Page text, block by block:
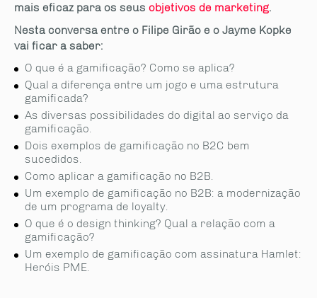
mais eficaz para os seus objetivos de marketing.
Nesta conversa entre o Filipe Girão e o Jayme Kopke
vai ficar a saber:
O que é a gamificação? Como se aplica?
Qual a diferença entre um jogo e uma estrutura
gamificada?
As diversas possibilidades do digital ao serviço da
gamificação.
Dois exemplos de gamificação no B2C bem
sucedidos.
Como aplicar a gamificação no B2B.
Um exemplo de gamificação no B2B: a modernização
de um programa de loyalty.
O que é o design thinking? Qual a relação com a
gamificação?
Um exemplo de gamificação com assinatura Hamlet:
Heróis PME.